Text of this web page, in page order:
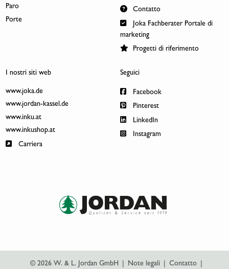
Paro
Porte
Contatto
Joka Fachberater Portale di
marketing
Progetti di riferimento
I nostri siti web
www.joka.de
www.jordan-kassel.de
www.inku.at
www.inkushop.at
Carriera
Seguici
Facebook
Pinterest
LinkedIn
Instagram
© 2026 W. & L. Jordan GmbH Note legali Contatto